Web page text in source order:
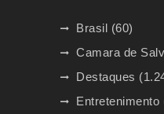
Brasil (60)
Camara de
Destaques
Entretenimento